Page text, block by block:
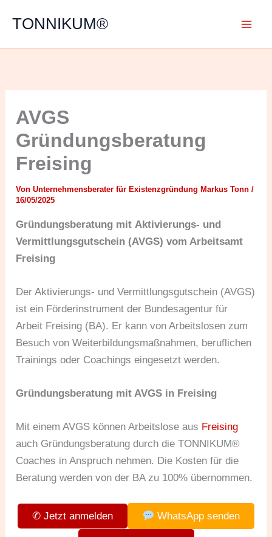
InhaltTONNIKUM®
AVGS
Gründungsberatung
Freising
VonUnternehmensberater für Existenzgründung Markus Tonn/
16/05/2025
Gründungsberatung mit Aktivierungs- und
Vermittlungsgutschein (AVGS) vom Arbeitsamt
Freising
Der Aktivierungs- und Vermittlungsgutschein (AVGS)
ist ein Förderinstrument der Bundesagentur für
Arbeit Freising (BA). Er kann von Arbeitslosen zum
Besuch von Weiterbildungsmaßnahmen, beruflichen
Trainings oder Coachings eingesetzt werden.
Gründungsberatung mit AVGS in Freising
Mit einem AVGS können Arbeitslose aus Freising
auch Gründungsberatung durch die TONNIKUM®
Coaches in Anspruch nehmen. Die Kosten für die
Beratung werden von der BA zu 100% übernommen.
✆ Jetzt anmelden WhatsApp senden